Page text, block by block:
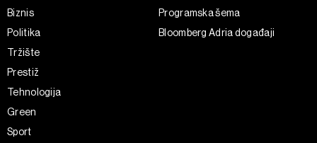
Biznis
Politika
Tržište
Prestiž
Tehnologija
Green
Sport
Programska šema
Bloomberg Adria događaji